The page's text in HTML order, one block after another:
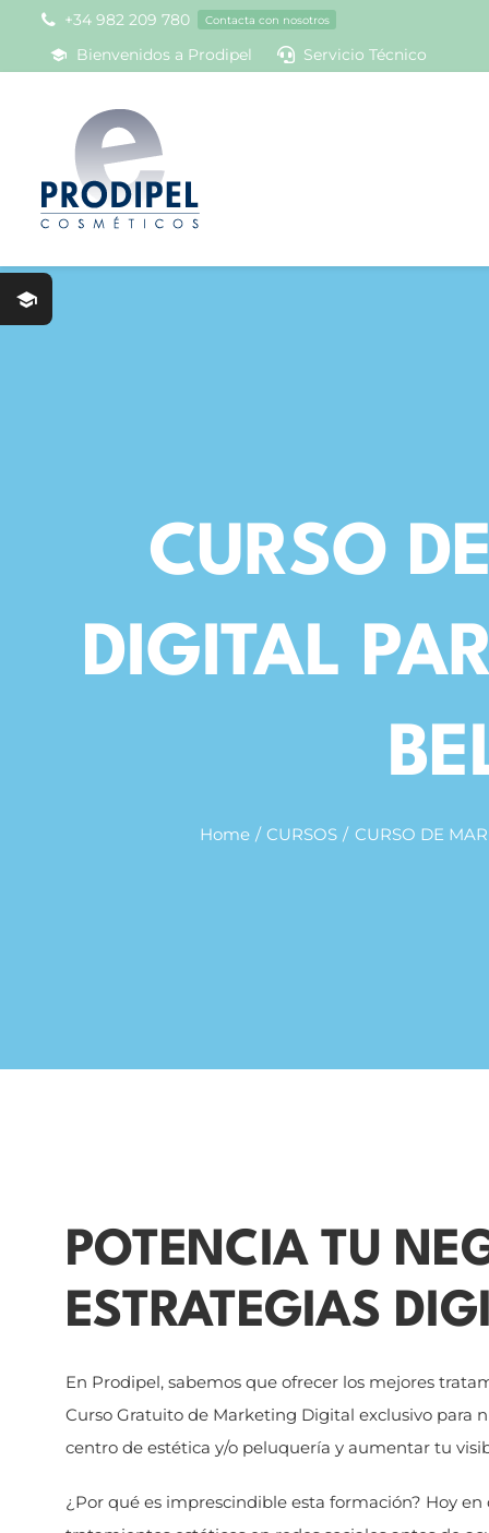
+34 982 209 780 Contacta con nosotros
Bienvenidos a Prodipel Servicio Técnico
CURSO
DIGITAL
Home CURSOS CURSO DE
POTENCIA TU
ESTRATEGIAS
En Prodipel, sabemos que ofrecer los mejores
Curso Gratuito de Marketing Digital exclusivo para
centro de estética y/o peluquería y aumentar tu
¿Por qué es imprescindible esta formación? Hoy